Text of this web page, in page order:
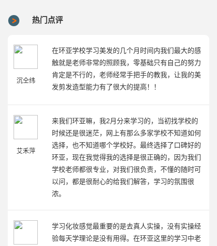
热门点评
沉仝纬
在环亚学校学习美发的几个月时间内我们最大的感
触就是老师非常的照顾我，零基础只有自己的努力
肯定是不行的，老师经常手把手的教我，让我的美
发剪发造型能力有了很大的提高！！
艾禾萍
来我们环亚嘛，我2月分来学习的，当初找学校的
时候还是很迷茫，网上有那么多家学校不知道如何
选择，也不知道哪个学校好。最终选择了口碑好的
环亚，现在我觉得我的选择是很正确的，因为我们
学校老师都很专业，对我们很负责，不懂的随时可
以问，都是很耐心的给我们解答，学习的氛围很
浓。
学习化妆感觉最重要的是去真人实操，没有实操经
验每天学理论是没有用得。在环亚这里的学习中老